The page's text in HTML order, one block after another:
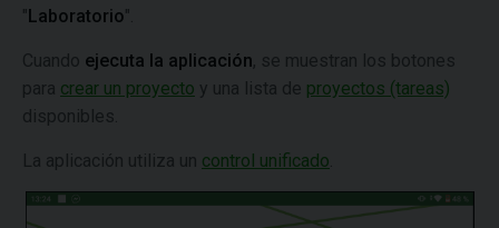
"Laboratorio".
Cuando ejecuta la aplicación, se muestran los botones
para crear un proyecto y una lista de proyectos (tareas)
disponibles.
La aplicación utiliza un control unificado